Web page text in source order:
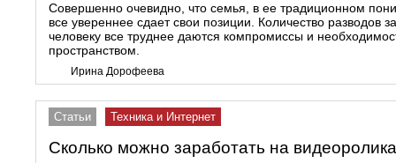
Совершенно очевидно, что семья, в ее традиционном
все увереннее сдает свои позиции. Количество разводов
человеку все труднее даются компромиссы и
пространством.
Ирина Дорофеева
Статьи Техника и Интернет
Сколько можно заработать на